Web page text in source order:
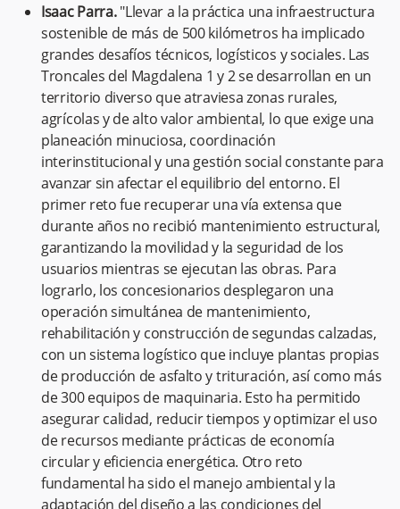
Isaac Parra."Llevar a la práctica una infraestructura
sostenible de más de 500 kilómetros ha implicado
grandes desafíos técnicos, logísticos y sociales. Las
Troncales del Magdalena 1 y 2 se desarrollan en un
territorio diverso que atraviesa zonas rurales,
agrícolas y de alto valor ambiental, lo que exige una
planeación minuciosa, coordinación
interinstitucional y una gestión social constante para
avanzar sin afectar el equilibrio del entorno. El
primer reto fue recuperar una vía extensa que
durante años no recibió mantenimiento estructural,
garantizando la movilidad y la seguridad de los
usuarios mientras se ejecutan las obras. Para
lograrlo, los concesionarios desplegaron una
operación simultánea de mantenimiento,
rehabilitación y construcción de segundas calzadas,
con un sistema logístico que incluye plantas propias
de producción de asfalto y trituración, así como más
de 300 equipos de maquinaria. Esto ha permitido
asegurar calidad, reducir tiempos y optimizar el uso
de recursos mediante prácticas de economía
circular y eficiencia energética. Otro reto
fundamental ha sido el manejo ambiental y la
adaptación del diseño a las condiciones del